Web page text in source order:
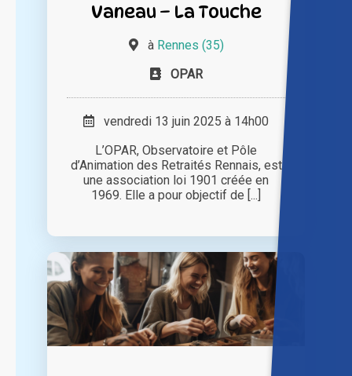
Vaneau – La Touche
à Rennes (35)
OPAR
vendredi 13 juin 2025 à 14h00
L’OPAR, Observatoire et Pôle
d’Animation des Retraités Rennais, est
une association loi 1901 créée en
1969. Elle a pour objectif de [...]